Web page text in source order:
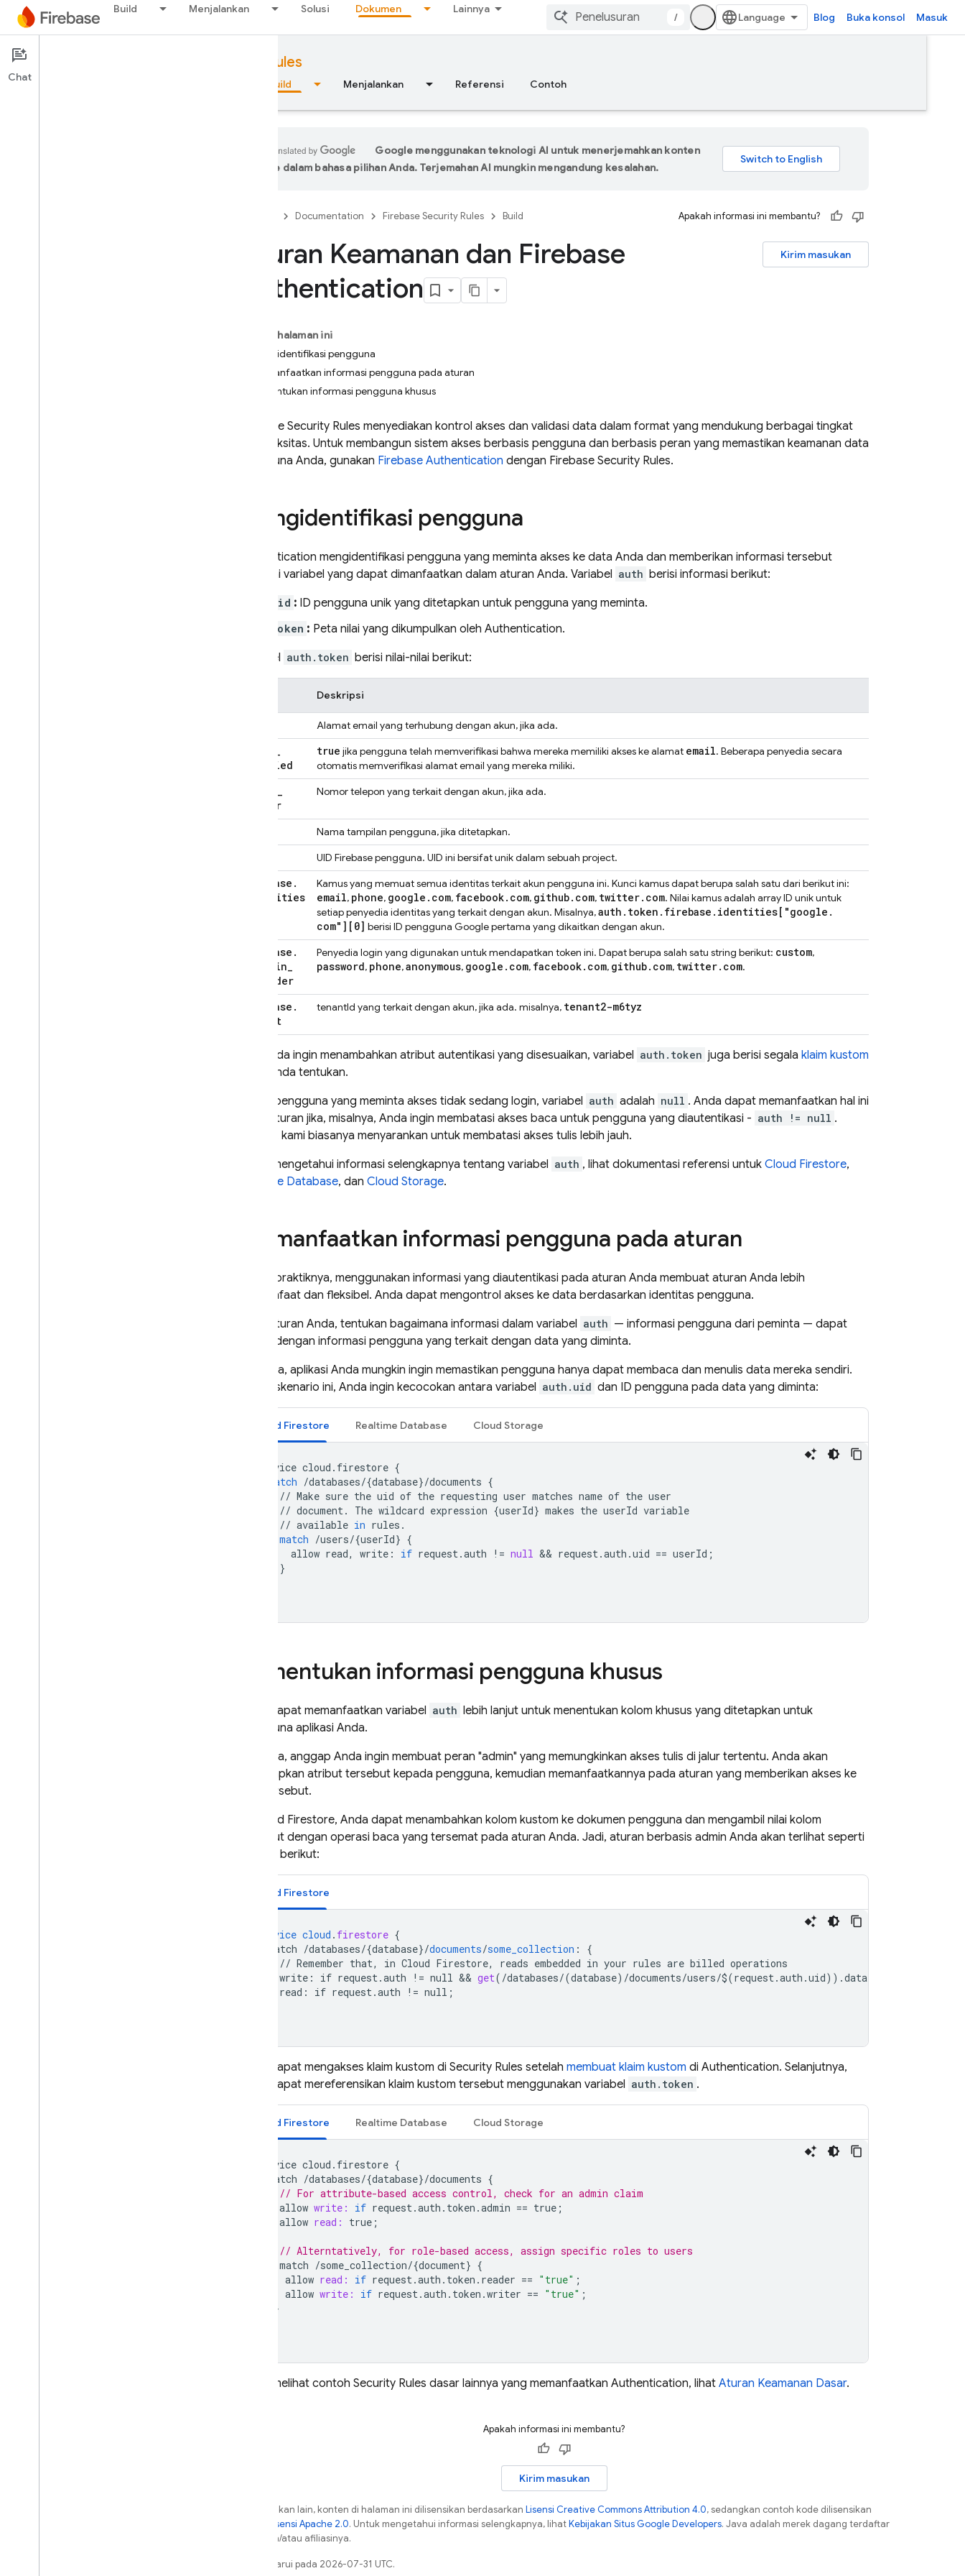
Build Menjalankan Solusi Dokumen Lainnya
/ Blog Buka konsol Masuk
Documentation Firebase Security Rules
Ringkasan Build Menjalankan Referensi Contoh
Google menggunakan teknologi AI untuk menerjemahkan konten
ke dalam bahasa pilihan Anda. Terjemahan AI mungkin mengandung kesalahan.
Documentation Firebase Security Rules Build Apakah informasi ini membantu?
Kirim masukan
Aturan Keamanan dan Firebase
Authentication
Pada halaman ini
Mengidentifikasi pengguna
Memanfaatkan informasi pengguna pada aturan
Menentukan informasi pengguna khusus
Firebase Security Rules menyediakan kontrol akses dan validasi data dalam format yang mendukung berbagai tingkat
kompleksitas. Untuk membangun sistem akses berbasis pengguna dan berbasis peran yang memastikan keamanan data
pengguna Anda, gunakan Firebase Authentication dengan Firebase Security Rules.
Mengidentifikasi pengguna
Authentication mengidentifikasi pengguna yang meminta akses ke data Anda dan memberikan informasi tersebut
sebagai variabel yang dapat dimanfaatkan dalam aturan Anda. Variabel auth berisi informasi berikut:
uid : ID pengguna unik yang ditetapkan untuk pengguna yang meminta.
token : Peta nilai yang dikumpulkan oleh Authentication.
Variabel auth.token berisi nilai-nilai berikut:
Deskripsi
Alamat email yang terhubung dengan akun, jika ada.
_
verified
true jika pengguna telah memverifikasi bahwa mereka memiliki akses ke alamat email. Beberapa penyedia secara
otomatis memverifikasi alamat email yang mereka miliki.
_
number
Nomor telepon yang terkait dengan akun, jika ada.
Nama tampilan pengguna, jika ditetapkan.
UID Firebase pengguna. UID ini bersifat unik dalam sebuah project.
firebase .
identities
Kamus yang memuat semua identitas terkait akun pengguna ini. Kunci kamus dapat berupa salah satu dari berikut ini:
email, phone, google . com, facebook. com, github. com, twitter. com. Nilai kamus adalah array ID unik untuk
setiap penyedia identitas yang terkait dengan akun. Misalnya,auth . token . firebase . identities["google .
com"][0] berisi ID pengguna Google pertama yang dikaitkan dengan akun.
firebase .
in_
provider
Penyedia login yang digunakan untuk mendapatkan token ini. Dapat berupa salah satu string berikut: custom,
password, phone,anonymous, google . com, facebook. com, github. com, twitter. com.
firebase .
tenant
tenantId yang terkait dengan akun, jika ada. misalnya, tenant2-m6tyz
Jika Anda ingin menambahkan atribut autentikasi yang disesuaikan, variabel auth.token juga berisi segala klaim kustom
yang Anda tentukan.
Ketika pengguna yang meminta akses tidak sedang login, variabel auth adalah null . Anda dapat memanfaatkan hal ini
pada aturan jika, misalnya, Anda ingin membatasi akses baca untuk pengguna yang diautentikasi - auth != null .
Namun, kami biasanya menyarankan untuk membatasi akses tulis lebih jauh.
Untuk mengetahui informasi selengkapnya tentang variabel auth , lihat dokumentasi referensi untuk Cloud Firestore,
Realtime Database, dan Cloud Storage.
Memanfaatkan informasi pengguna pada aturan
Dalam praktiknya, menggunakan informasi yang diautentikasi pada aturan Anda membuat aturan Anda lebih
bermanfaat dan fleksibel. Anda dapat mengontrol akses ke data berdasarkan identitas pengguna.
Pada aturan Anda, tentukan bagaimana informasi dalam variabel auth — informasi pengguna dari peminta — dapat
cocok dengan informasi pengguna yang terkait dengan data yang diminta.
Misalnya, aplikasi Anda mungkin ingin memastikan pengguna hanya dapat membaca dan menulis data mereka sendiri.
Dalam skenario ini, Anda ingin kecocokan antara variabel auth.uid dan ID pengguna pada data yang diminta:
Cloud Firestore Realtime Database Cloud Storage
service cloud . firestore {
match /databases/{database}/documents {
// Make sure the uid of the requesting user matches name of the user
// document. The wildcard expression {userId} makes the userId variable
// available in rules .
match /users/{userId} {
allow read, write : if request.auth != null && request.auth .uid == userId ;
}
Menentukan informasi pengguna khusus
Anda dapat memanfaatkan variabel auth lebih lanjut untuk menentukan kolom khusus yang ditetapkan untuk
pengguna aplikasi Anda.
Misalnya, anggap Anda ingin membuat peran "admin" yang memungkinkan akses tulis di jalur tertentu. Anda akan
menetapkan atribut tersebut kepada pengguna, kemudian memanfaatkannya pada aturan yang memberikan akses ke
jalur tersebut.
Cloud Firestore, Anda dapat menambahkan kolom kustom ke dokumen pengguna dan mengambil nilai kolom
tersebut dengan operasi baca yang tersemat pada aturan Anda. Jadi, aturan berbasis admin Anda akan terlihat seperti
contoh berikut:
Cloud Firestore
service cloud . firestore {
match /databases/{database}/documents/some_collection :
{
// Remember that, in Cloud Firestore, reads embedded in your rules are billed operations
write : if request.auth != null && get( /databases/(database) /documents/users/$(request.auth .uid)) .data
read : if request.auth != null ;
Anda dapat mengakses klaim kustom di Security Rules setelah membuat klaim kustom di Authentication. Selanjutnya,
Anda dapat mereferensikan klaim kustom tersebut menggunakan variabel auth.token .
Cloud Firestore Realtime Database Cloud Storage
service cloud . firestore {
match /databases/{database}/documents {
// For attribute-based access control, check for an admin claim
allow write: if request.auth . token .admin == true ;
allow read: true ;
// Alterntatively, for role-based access, assign specific roles to users
match /some_collection/{document} {
allow read: if request.auth . token . reader == "true" ;
allow write: if request.auth . token .writer == "true" ;
}
Untuk melihat contoh Security Rules dasar lainnya yang memanfaatkan Authentication, lihat Aturan Keamanan Dasar.
Apakah informasi ini membantu?
Kirim masukan
Kecuali dinyatakan lain, konten di halaman ini dilisensikan berdasarkan Lisensi Creative Commons Attribution 4.0, sedangkan contoh kode dilisensikan
Lisensi Apache 2.0. Untuk mengetahui informasi selengkapnya, lihatKebijakan Situs Google Developers. Java adalah merek dagang terdaftar
dari Oracle dan/atau afiliasinya.
Terakhir diperbarui pada 2026-07-31 UTC.
Chat